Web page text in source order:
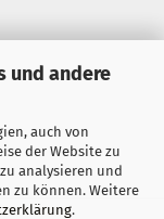
und andere
auch von
der Website zu
analysieren und
zu können. Weitere
.